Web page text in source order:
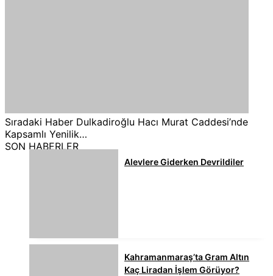
Sıradaki Haber Dulkadiroğlu Hacı Murat Caddesi’nde
Kapsamlı Yenilik…
SON HABERLER
Alevlere Giderken Devrildiler
Kahramanmaraş’ta Gram Altın
Kaç Liradan İşlem Görüyor?